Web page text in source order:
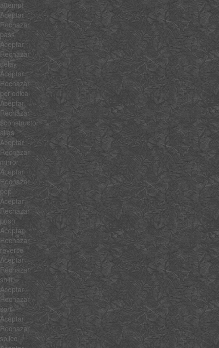
attempt
Aceptar
Rechazar
pass
Aceptar
Rechazar
delay
Aceptar
Rechazar
periodical
Aceptar
Rechazar
$constructor
alias
Aceptar
Rechazar
mirror
Aceptar
Rechazar
pop
Aceptar
Rechazar
push
Aceptar
Rechazar
reverse
Aceptar
Rechazar
shift
Aceptar
Rechazar
sort
Aceptar
Rechazar
splice